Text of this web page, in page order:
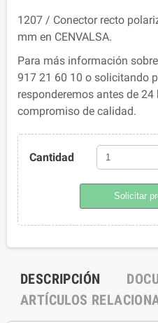
1207 / Conector recto
mm en CENVALSA.
Para más información
917 21 60 10 o solicitando
responderemos antes de 24
compromiso de calidad.
Cantidad
Solicitar
DESCRIPCIÓN
ARTÍCULOS